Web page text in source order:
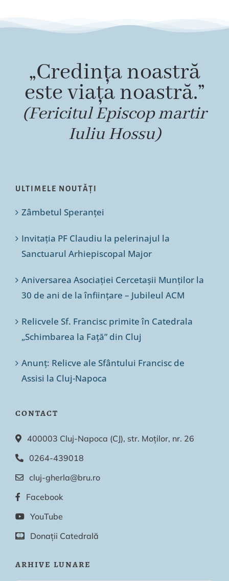
„Credința noastră
este viața noastră.”
(Fericitul Episcop martir
Iuliu Hossu)
ULTIMELE NOUTĂȚI
Zâmbetul Speranței
Invitația PF Claudiu la pelerinajul la
Sanctuarul Arhiepiscopal Major
Aniversarea Asociației Cercetașii Munților la
30 de ani de la înființare – Jubileul ACM
Relicvele Sf. Francisc primite în Catedrala
„Schimbarea la Față” din Cluj
Anunț: Relicve ale Sfântului Francisc de
Assisi la Cluj-Napoca
CONTACT
400003 Cluj-Napoca (CJ), str. Moților, nr. 26
0264-439018
cluj-gherla@bru.ro
Facebook
YouTube
Donații Catedrală
ARHIVE LUNARE